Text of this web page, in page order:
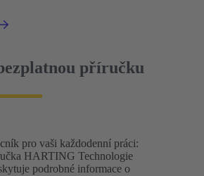
příručku
pro vaši každodenní práci:
HARTING Technologie
podrobné informace o